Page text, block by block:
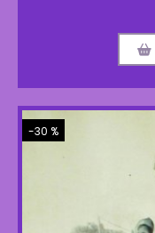
-30 %